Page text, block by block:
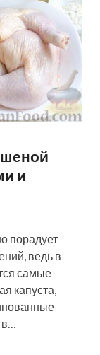
и
порадует
ведь в
самые
капуста,
в…